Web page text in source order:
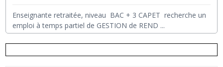
Enseignante retraitée, niveau BAC + 3 CAPET recherche un
emploi à temps partiel de GESTION de REND ...